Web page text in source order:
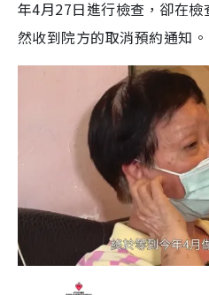
年4月27日進行檢查，卻在
然收到院方的取消預約通知。